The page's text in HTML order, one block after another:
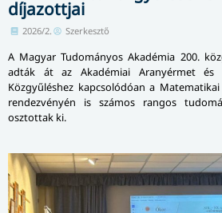
díjazottjai
2026/2. Szerkesztő
A Magyar Tudományos Akadémia 200.
adták át az Akadémiai Aranyérmet és
Közgyűléshez kapcsolódóan a
rendezvényén is számos rangos
osztottak ki.